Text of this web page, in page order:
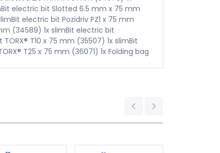
electric bit Slotted 6.5 mm x 75 mm
electric bit Pozidriv PZ1 x 75 mm
(34589) 1x slimBit electric bit
T10 x 75 mm (35507) 1x slimBit
T25 x 75 mm (36071) 1x Folding bag